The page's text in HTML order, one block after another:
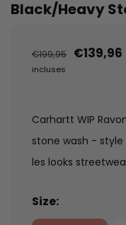
Black/Heavy
€199,95 €139,96
incluses
Carhartt WIP
stone wash -
les looks
Size: